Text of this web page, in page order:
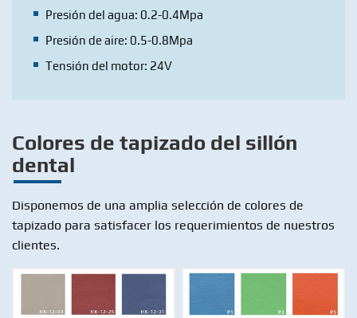
Presión del agua: 0.2-0.4Mpa
Presión de aire: 0.5-0.8Mpa
Tensión del motor: 24V
Colores de tapizado del sillón
dental
Disponemos de una amplia selección de colores de
tapizado para satisfacer los requerimientos de nuestros
clientes.